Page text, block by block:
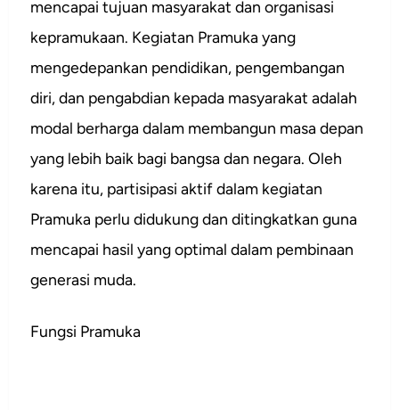
mencapai tujuan masyarakat dan organisasi
kepramukaan. Kegiatan Pramuka yang
mengedepankan pendidikan, pengembangan
diri, dan pengabdian kepada masyarakat adalah
modal berharga dalam membangun masa depan
yang lebih baik bagi bangsa dan negara. Oleh
karena itu, partisipasi aktif dalam kegiatan
Pramuka perlu didukung dan ditingkatkan guna
mencapai hasil yang optimal dalam pembinaan
generasi muda.
Fungsi Pramuka